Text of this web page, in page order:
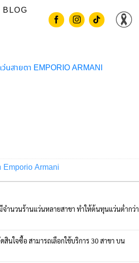
BLOG
ว่นสายตา EMPORIO ARMANI
Emporio Armani
จำนวนร้านแว่นหลายสาขา ทำให้ต้นทุนแว่นต่ำกว่า
นใจซื้อ สามารถเลือกใช้บริการ 30 สาขา บน